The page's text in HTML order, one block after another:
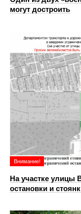
могут достроить
Внимание!
На участке улицы
остановки и